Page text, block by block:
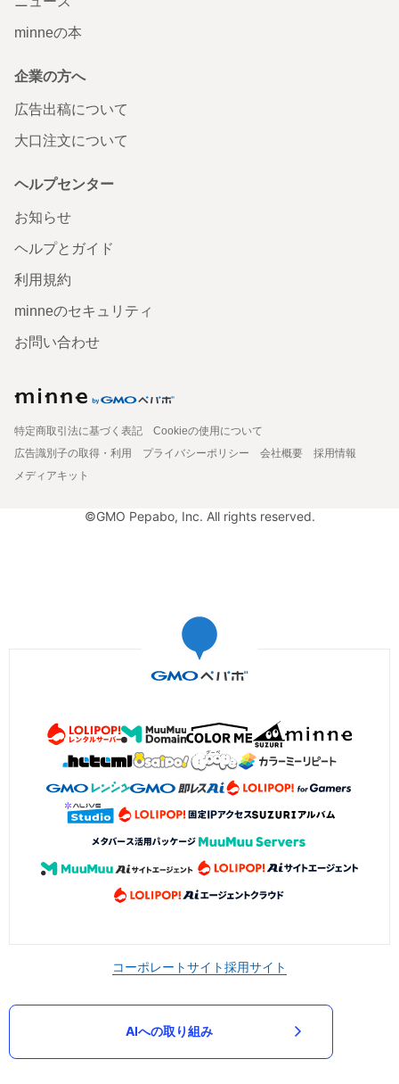
minneの本
企業の方へ
広告出稿について
大口注文について
ヘルプセンター
お知らせ
ヘルプとガイド
利用規約
minneのセキュリティ
お問い合わせ
特定商取引法に基づく表記
Cookieの使用について
広告識別子の取得・利用
プライバシーポリシー 会社概要
採用情報
メディアキット
©GMO Pepabo, Inc. All rights reserved.
コーポレートサイト採用サイト
AIへの取り組み